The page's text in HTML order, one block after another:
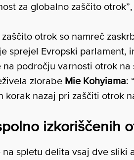
za globalno zaščito
otrok so namreč
sprejel Evropski parlament,
na področju varnosti otrok
zlorabe Mie Kohyiama:
korak nazaj pri zaščiti otrok
izkoriščenih
na spletu delita vsaj dve